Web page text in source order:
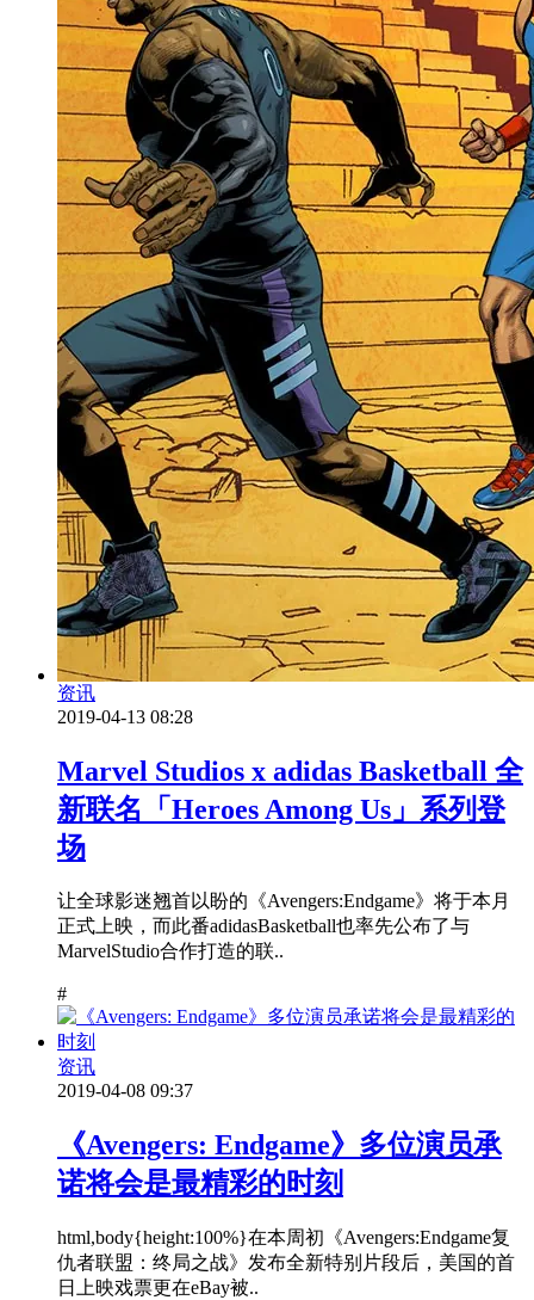
资讯
2019-04-13 08:28
Marvel Studios x adidas Basketball 全
新联名「Heroes Among Us」系列登
场
让全球影迷翘首以盼的《Avengers:Endgame》将于本月
正式上映，而此番adidasBasketball也率先公布了与
MarvelStudio合作打造的联..
#
资讯
2019-04-08 09:37
《Avengers: Endgame》多位演员承
诺将会是最精彩的时刻
html,body{height:100%}在本周初《Avengers:Endgame复
仇者联盟：终局之战》发布全新特别片段后，美国的首
日上映戏票更在eBay被..